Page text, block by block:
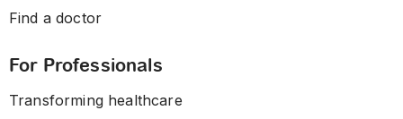
Find a doctor
For Professionals
Transforming healthcare